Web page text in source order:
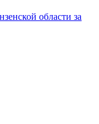
области за